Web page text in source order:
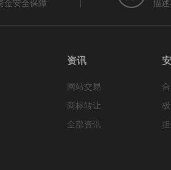
金安全保障 描
资讯
网站交易
商标转让
全部资讯